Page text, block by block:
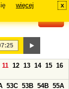
więcej x
11 12 13 14 15 16
53C 53B 54B 55A